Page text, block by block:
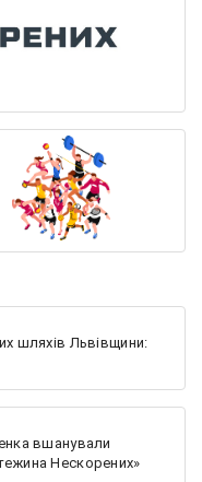
шляхів Львівщини:
вшанували
Нескорених»